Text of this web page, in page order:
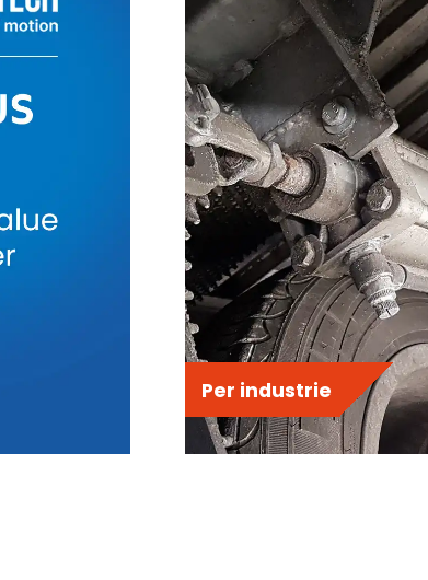
Per industrie